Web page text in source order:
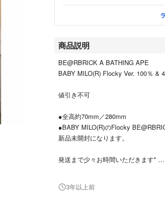
商品説明
BE@RBRICK A BATHING APE
BABY MILO(R) Flocky Ver. 100％ &
値引き不可
●全高約70mm／280mm
●BABY MILO(R)のFlocky
新品未開封になります。
発送まで少々お時間いただきます*
3年以上前